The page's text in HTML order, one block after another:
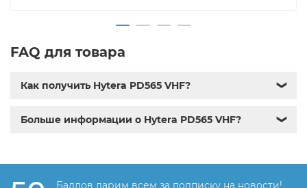
FAQ для товара
Как получить Hytera PD565 VHF? ❯
Больше информации о Hytera PD565 VHF? ❯
Баллов дарим всем за подписку на новости!